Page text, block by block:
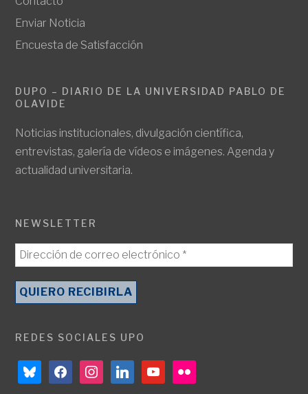
Enviar Noticia
Encuesta de Satisfacción
DUPO – DIARIO DE LA UNIVERSIDAD PABLO DE
OLAVIDE
Noticias institucionales, divulgación científica,
entrevistas, galería de vídeos e imágenes. Agenda y
actualidad universitaria.
NEWSLETTER
REDES SOCIALES UPO
blueskyfacebookinstagramlinkedinyoutubeflickr